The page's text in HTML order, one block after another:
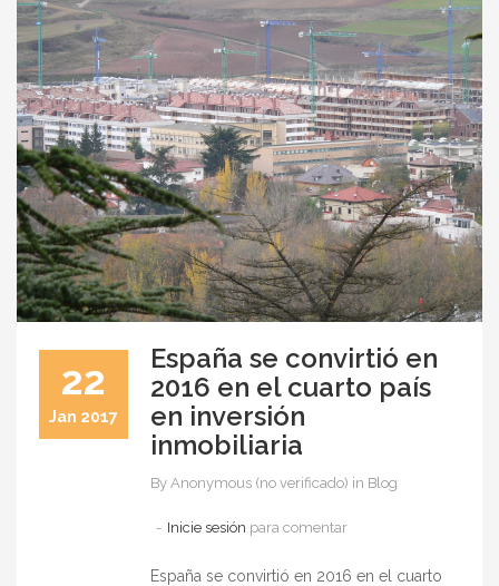
España se convirtió en
2016 en el cuarto país
en inversión
inmobiliaria
22
Jan 2017
By Anonymous (no verificado) in Blog
Inicie sesión para comentar
España se convirtió en 2016 en el cuarto